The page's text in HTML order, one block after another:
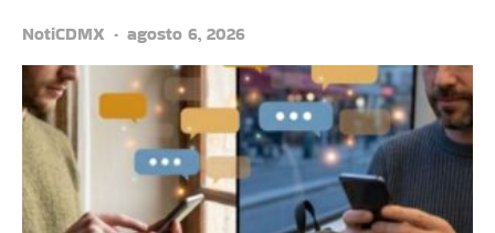
NotiCDMX
agosto 6, 2026